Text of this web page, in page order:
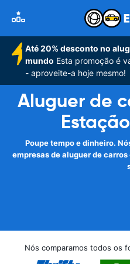
Até 20% desconto no
mundo Esta promoção é
- aproveite-a hoje mesmo!
Aluguer de
Poupe tempo e dinheiro.
empresas de aluguer de
Nós comparamos todos os